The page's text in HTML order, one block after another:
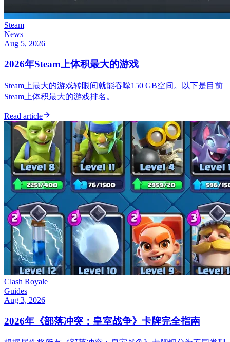
Steam
News
Aug 5, 2026
2026年Steam上体积最大的游戏
Steam上最大的游戏转眼间就能吞噬150 GB空间。以下是目前
Steam上体积最大的游戏排名。
Read article
Clash Royale
Guides
Aug 3, 2026
2026年《部落冲突：皇室战争》卡牌完全指南